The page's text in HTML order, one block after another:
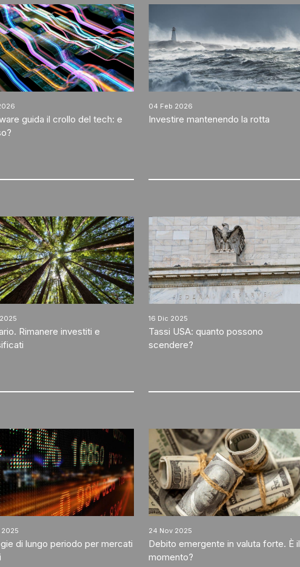
guida il crollo del tech: e
04 Feb 2026
Investire mantenendo la rotta
Rimanere investiti e
16 Dic 2025
Tassi USA: quanto possono
scendere?
2025
di lungo periodo per mercati
24 Nov 2025
Debito emergente in valuta forte. È il
momento?